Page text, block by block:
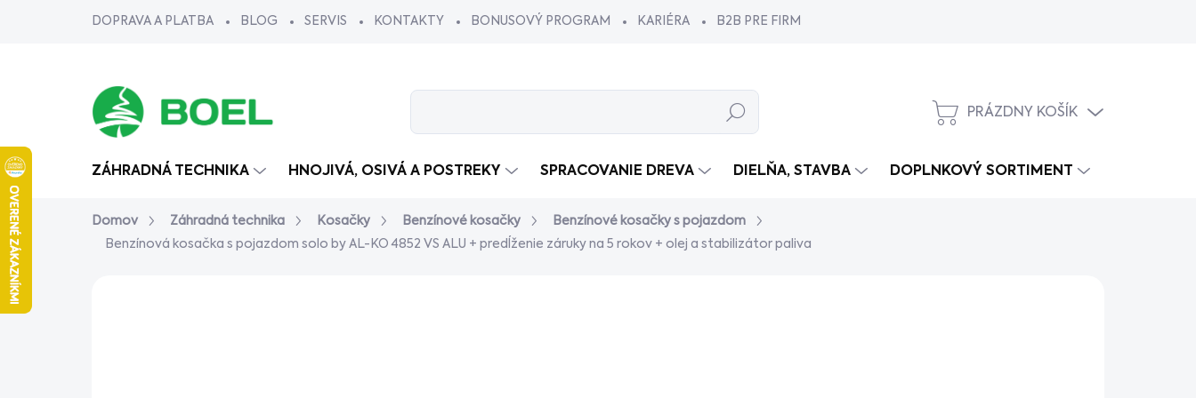
DOPRAVA A PLATBA BLOG SERVIS KONTAKTY BONUSOVÝ PROGRAM KARIÉRA B2B PRE FIRMY
Hľadať
NÁKUPNÝ
PRÁZDNY KOŠÍK
ZÁHRADNÁ TECHNIKA HNOJIVÁ, OSIVÁ A POSTREKY SPRACOVANIE DREVA DIELŇA, STAVBA DOPLNKOVÝ SORTIMENT
Domov Záhradná technika Kosačky Benzínové kosačky
Benzínové kosačky s pojazdom
Benzínová kosačka s pojazdom solo by AL-KO 4852 VS ALU + predĺženie záruky na 5 rokov + olej a stabilizátor paliva